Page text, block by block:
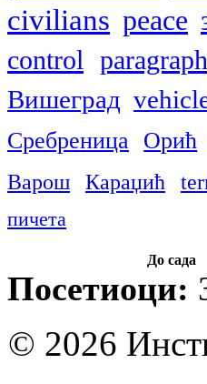
civilians peace
control paragraph
Вишеград
Сребреница Орић
Варош Караџић
пичета
До сада
Посетиоци:
© 2026